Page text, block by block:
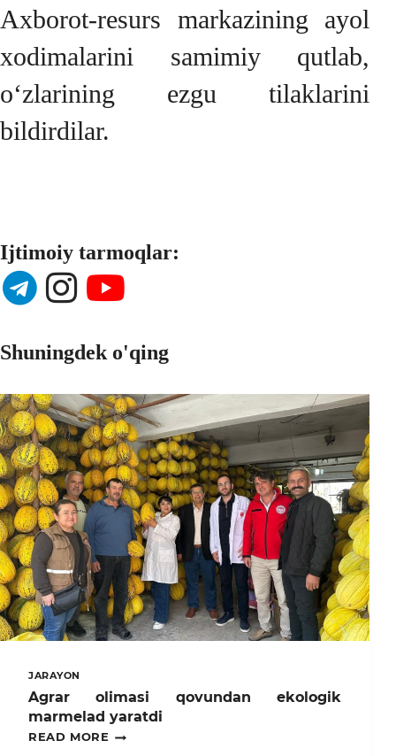
Axborot-resurs markazining ayol
xodimalarini samimiy qutlab,
o‘zlarining ezgu tilaklarini
bildirdilar.
Ijtimoiy tarmoqlar:
Shuningdek o'qing
JARAYON
Agrar olimasi qovundan ekologik
marmelad yaratdi
READ MORE
AGRAR